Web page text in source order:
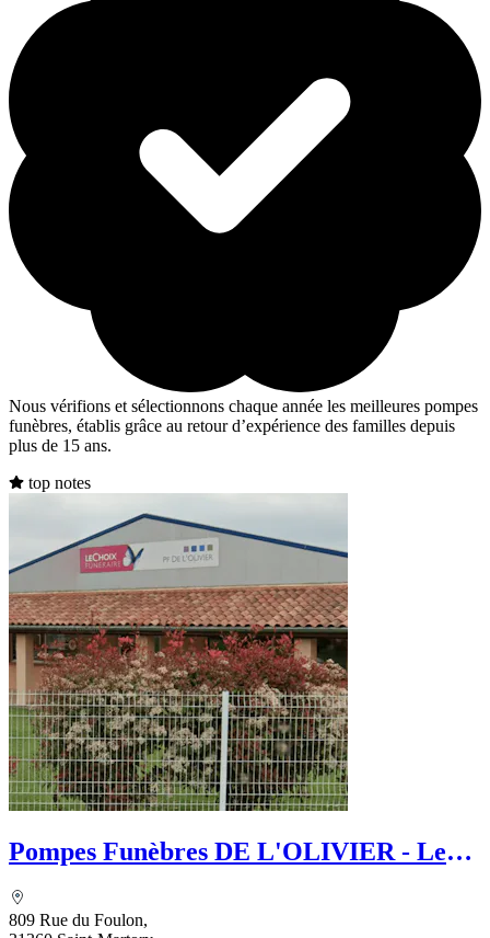
Nous vérifions et sélectionnons chaque année les meilleures pompes
funèbres, établis grâce au retour d’expérience des familles depuis
plus de 15 ans.
top notes
Pompes Funèbres DE L'OLIVIER - Le
809 Rue du Foulon,